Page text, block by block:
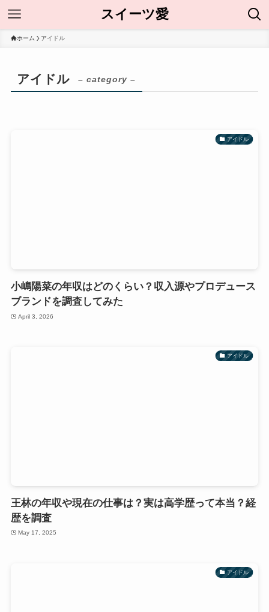
スイーツ愛
ホーム アイドル
アイドル – category –
アイドル
小嶋陽菜の年収はどのくらい？収入源やプロデュース
ブランドを調査してみた
April 3, 2026
アイドル
王林の年収や現在の仕事は？実は高学歴って本当？経
歴を調査
May 17, 2025
アイドル